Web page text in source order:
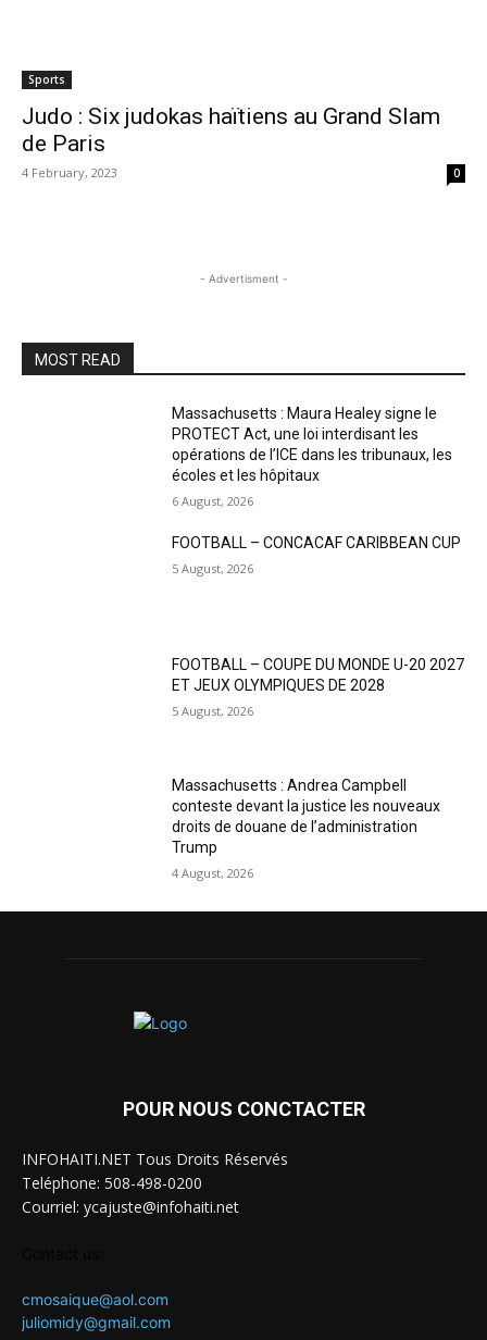
Sports
Judo : Six judokas haïtiens au Grand Slam
de Paris
4 February, 2023 0
- Advertisment -
MOST READ
Massachusetts : Maura Healey signe le
PROTECT Act, une loi interdisant les
opérations de l’ICE dans les tribunaux, les
écoles et les hôpitaux
6 August, 2026
FOOTBALL – CONCACAF CARIBBEAN CUP
5 August, 2026
FOOTBALL – COUPE DU MONDE U-20 2027
ET JEUX OLYMPIQUES DE 2028
5 August, 2026
Massachusetts : Andrea Campbell
conteste devant la justice les nouveaux
droits de douane de l’administration
Trump
4 August, 2026
POUR NOUS CONCTACTER
INFOHAITI.NET Tous Droits Réservés
Teléphone: 508-498-0200
Courriel: ycajuste@infohaiti.net
cmosaique@aol.com
juliomidy@gmail.com